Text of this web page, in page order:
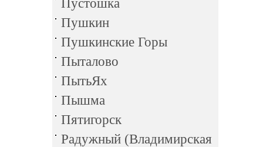
Пустошка
Пушкин
Пушкинские Горы
Пыталово
ПытьЯх
Пышма
Пятигорск
Радужный (Владимирская